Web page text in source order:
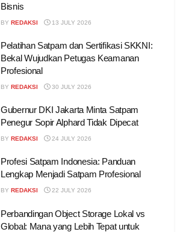
Bisnis
BY REDAKSI 13 JULY 2026
Pelatihan Satpam dan Sertifikasi SKKNI:
Bekal Wujudkan Petugas Keamanan
Profesional
BY REDAKSI 30 JULY 2026
Gubernur DKI Jakarta Minta Satpam
Penegur Sopir Alphard Tidak Dipecat
BY REDAKSI 24 JULY 2026
Profesi Satpam Indonesia: Panduan
Lengkap Menjadi Satpam Profesional
BY REDAKSI 22 JULY 2026
Perbandingan Object Storage Lokal vs
Global: Mana yang Lebih Tepat untuk